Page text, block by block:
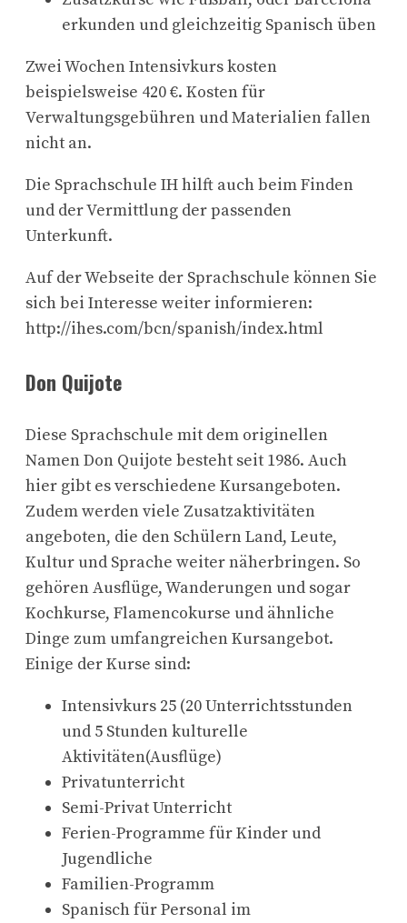
erkunden und gleichzeitig Spanisch üben
Zwei Wochen Intensivkurs kosten
beispielsweise 420 €. Kosten für
Verwaltungsgebühren und Materialien fallen
nicht an.
Die Sprachschule IH hilft auch beim Finden
und der Vermittlung der passenden
Unterkunft.
Auf der Webseite der Sprachschule können Sie
sich bei Interesse weiter informieren:
http://ihes.com/bcn/spanish/index.html
Don Quijote
Diese Sprachschule mit dem originellen
Namen Don Quijote besteht seit 1986. Auch
hier gibt es verschiedene Kursangeboten.
Zudem werden viele Zusatzaktivitäten
angeboten, die den Schülern Land, Leute,
Kultur und Sprache weiter näherbringen. So
gehören Ausflüge, Wanderungen und sogar
Kochkurse, Flamencokurse und ähnliche
Dinge zum umfangreichen Kursangebot.
Einige der Kurse sind:
Intensivkurs 25 (20 Unterrichtsstunden
und 5 Stunden kulturelle
Aktivitäten(Ausflüge)
Privatunterricht
Semi-Privat Unterricht
Ferien-Programme für Kinder und
Jugendliche
Familien-Programm
Spanisch für Personal im